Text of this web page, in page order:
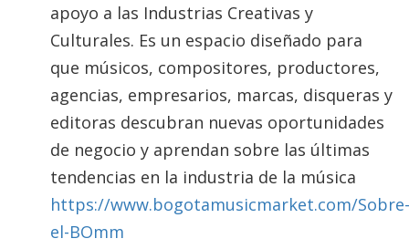
apoyo a las Industrias Creativas y
Culturales. Es un espacio diseñado para
que músicos, compositores, productores,
agencias, empresarios, marcas, disqueras y
editoras descubran nuevas oportunidades
de negocio y aprendan sobre las últimas
tendencias en la industria de la música
https://www.bogotamusicmarket.com/Sobre-
el-BOmm